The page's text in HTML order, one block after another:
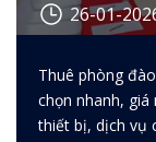
26-01-
Thuê
chuyển:
tiết kiệm
Thuê phòng
chọn nhanh,
thiết bị, dịch vụ